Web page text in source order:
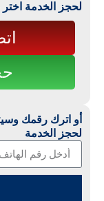
لحجز الخدمة
أو اترك رقمك
لحجز الخدمة